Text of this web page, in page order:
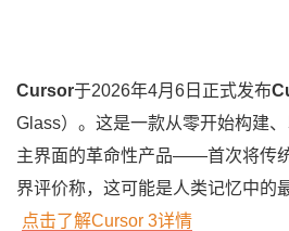
Cursor于2026年4月6日正式发布
Glass）。这是一款从零开始构建、
主界面的革命性产品——首次将传
界评价称，这可能是人类记忆中的
点击了解Cursor 3详情